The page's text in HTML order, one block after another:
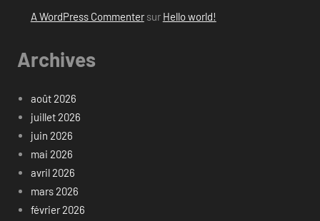
A WordPress Commentersur Hello world!
Archives
août 2026
juillet 2026
juin 2026
mai 2026
avril 2026
mars 2026
février 2026